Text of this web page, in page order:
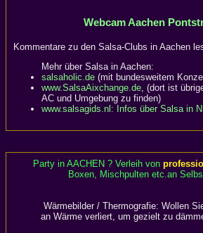
Webcam Aachen
Kommentare zu den Salsa-Clubs in Aachen
Mehr über Salsa in Aachen:
salsaholic.de (mit bundesweitem
www.SalsaAixchange.de, (dort ist
AC und Umgebung zu finden)
www.salsagids.nl: Infos über Salsa in
Party in AACHEN ? Verleih von
Boxen, Mischpulten etc.an
Wärmebilder / Thermografie: Wollen
an Wärme verliert, um gezielt zu